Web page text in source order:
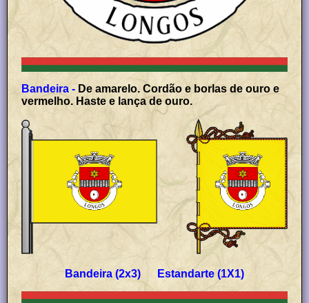
Bandeira - De amarelo. Cordão e borlas de ouro e
vermelho. Haste e lança de ouro.
Bandeira (2x3) Estandarte (1X1)